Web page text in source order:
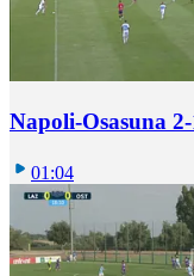
Napoli-Osasuna
01:04